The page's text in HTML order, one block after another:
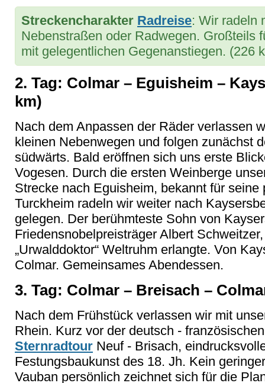
Streckencharakter Radreise: Wir radeln
Nebenstraßen oder Radwegen. Großteils
mit gelegentlichen Gegenanstiegen. (226
2. Tag: Colmar – Eguisheim –
km)
Nach dem Anpassen der Räder verlassen
kleinen Nebenwegen und folgen zunächst
südwärts. Bald eröffnen sich uns erste
Vogesen. Durch die ersten Weinberge
Strecke nach Eguisheim, bekannt für seine
Turckheim radeln wir weiter nach
gelegen. Der berühmteste Sohn von
Friedensnobelpreisträger Albert
„Urwalddoktor“ Weltruhm erlangte. Von
Colmar. Gemeinsames Abendessen.
3. Tag: Colmar – Breisach –
Nach dem Frühstück verlassen wir mit
Rhein. Kurz vor der deutsch -
Sternradtour Neuf - Brisach,
Festungsbaukunst des 18. Jh. Kein
Vauban persönlich zeichnet sich für die